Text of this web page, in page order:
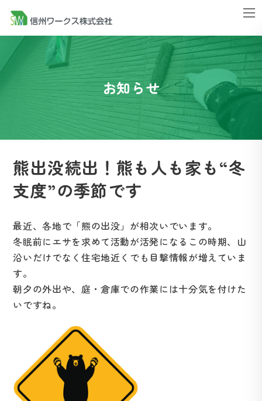
テ
ン
ツ
ッ
ゲ
ー
シ
移
お知らせ
熊出没続出！熊も人も家も“冬
支度”の季節です
最近、各地で「熊の出没」が相次いでいます。
冬眠前にエサを求めて活動が活発になるこの時期、山
沿いだけでなく住宅地近くでも目撃情報が増えていま
す。
朝夕の外出や、庭・倉庫での作業には十分気を付けた
いですね。